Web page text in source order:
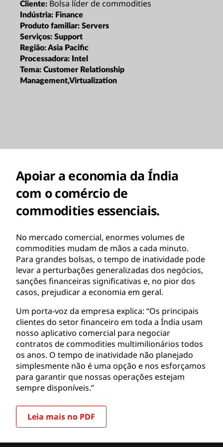
Cliente: Bolsa líder de commodities
Indústria: Finance
Produto familiar: Servers
Serviços: Support
Região:Asia Pacific
Processadora: Intel
Tema: Customer Relationship
Management,Virtualization
Apoiar a economia da Índia
com o comércio de
commodities essenciais.
No mercado comercial, enormes volumes de
commodities mudam de mãos a cada minuto.
Para grandes bolsas, o tempo de inatividade pode
levar a perturbações generalizadas dos negócios,
sanções financeiras significativas e, no pior dos
casos, prejudicar a economia em geral.
Um porta-voz da empresa explica: “Os principais
clientes do setor financeiro em toda a Índia usam
nosso aplicativo comercial para negociar
contratos de commodities multimilionários todos
os anos. O tempo de inatividade não planejado
simplesmente não é uma opção e nos esforçamos
para garantir que nossas operações estejam
sempre disponíveis.”
Leia mais no PDF